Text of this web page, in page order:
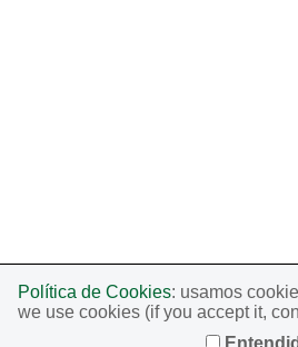
Política de Cookies: usamos
we use cookies (if you accept it,